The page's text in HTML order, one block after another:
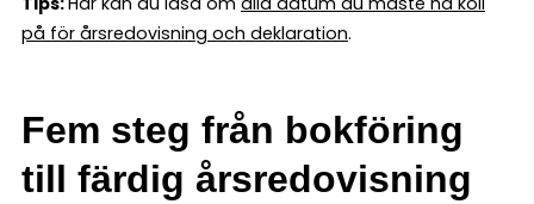
på för årsredovisning och deklaration.
Fem steg från bokföring
till färdig årsredovisning